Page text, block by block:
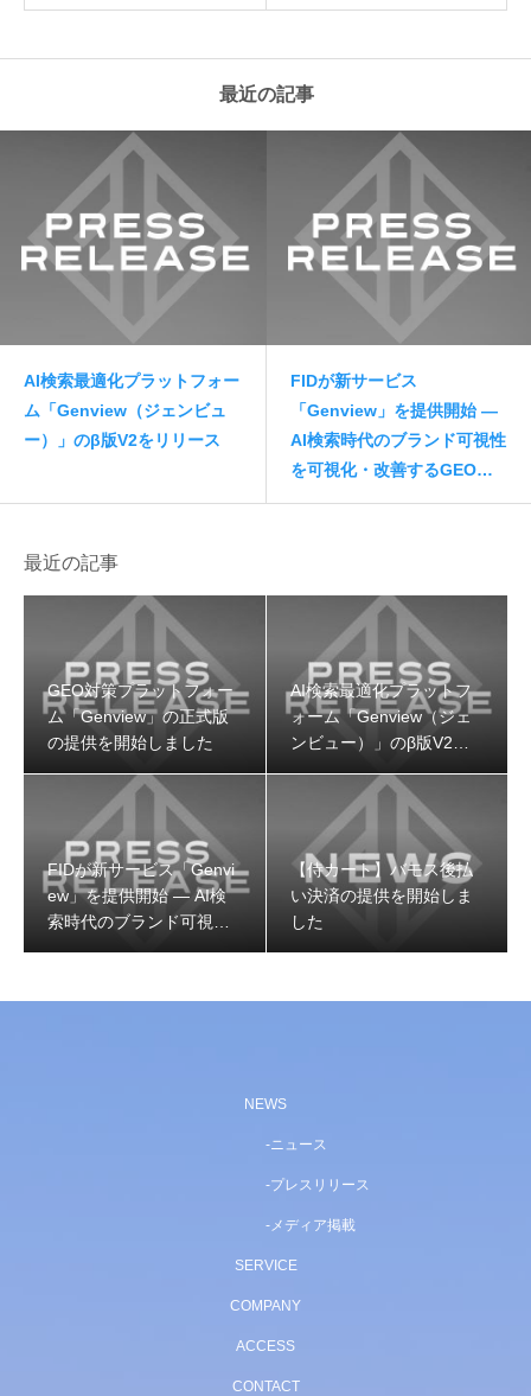
最近の記事
AI検索最適化プラットフォー
ム「Genview（ジェンビュ
ー）」のβ版V2をリリース
FIDが新サービス
「Genview」を提供開始 —
AI検索時代のブランド可視性
を可視化・改善するGEO専
用プラットフォーム
最近の記事
GEO対策プラットフォー
ム「Genview」の正式版
の提供を開始しました
AI検索最適化プラットフ
ォーム「Genview（ジェ
ンビュー）」のβ版V2を
FIDが新サービス「Genvi
ew」を提供開始 — AI検
索時代のブランド可視性
【侍カート】バモス後払
い決済の提供を開始しま
した
NEWS
ニュース
プレスリリース
メディア掲載
SERVICE
COMPANY
ACCESS
CONTACT